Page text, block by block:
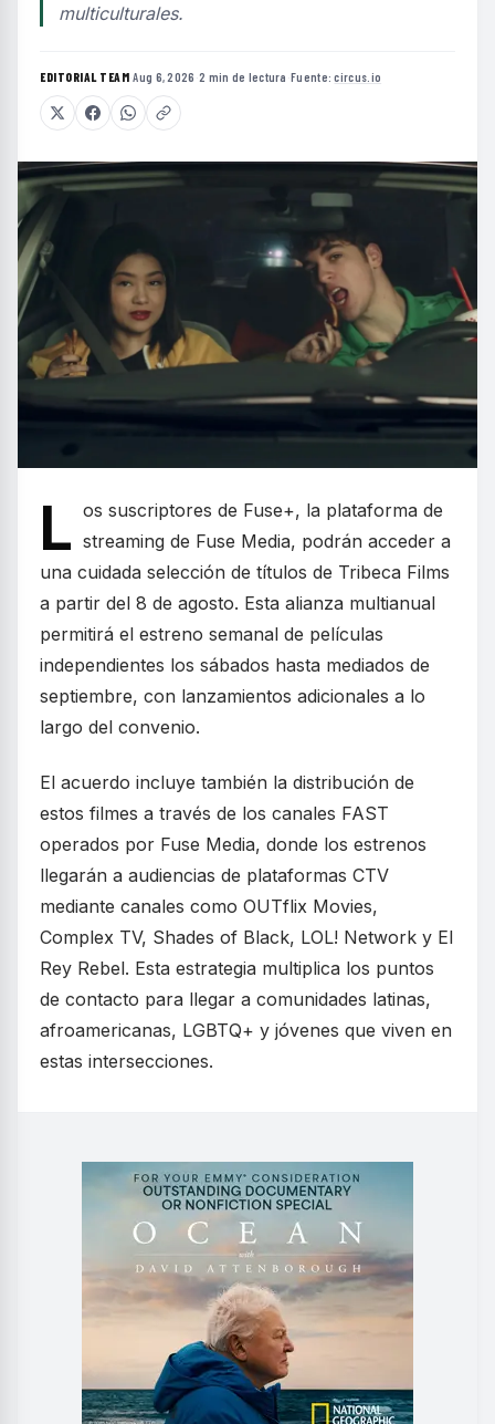
multiculturales.
EDITORIAL TEAM·Aug 6, 2026 ·2 min de lectura ·Fuente:circus.io
L os suscriptores de Fuse+, la plataforma de
streaming de Fuse Media, podrán acceder a
una cuidada selección de títulos de Tribeca Films
a partir del 8 de agosto. Esta alianza multianual
permitirá el estreno semanal de películas
independientes los sábados hasta mediados de
septiembre, con lanzamientos adicionales a lo
largo del convenio.
El acuerdo incluye también la distribución de
estos filmes a través de los canales FAST
operados por Fuse Media, donde los estrenos
llegarán a audiencias de plataformas CTV
mediante canales como OUTflix Movies,
Complex TV, Shades of Black, LOL! Network y El
Rey Rebel. Esta estrategia multiplica los puntos
de contacto para llegar a comunidades latinas,
afroamericanas, LGBTQ+ y jóvenes que viven en
estas intersecciones.